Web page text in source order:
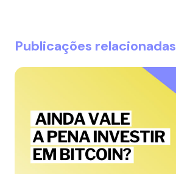
Publicações relacionadas